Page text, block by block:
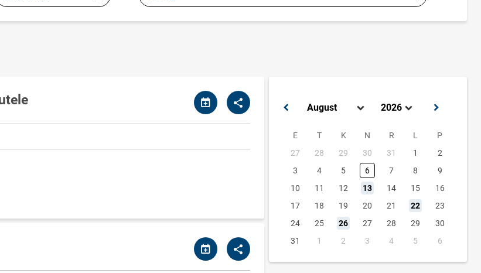
E T K N R L
P
27
28 29 30 31 1
2
3
4 5 6 7 8
9
10
11 12 13 14 15
16
17
18 19 20 21 22
23
24
25 26 27 28 29
30
31
1 2 3 4 5 6